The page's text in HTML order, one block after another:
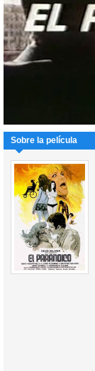
Sobre la película